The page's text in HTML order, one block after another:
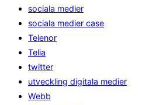
sociala medier
sociala medier case
Telenor
Telia
twitter
utveckling digitala medier
Webb